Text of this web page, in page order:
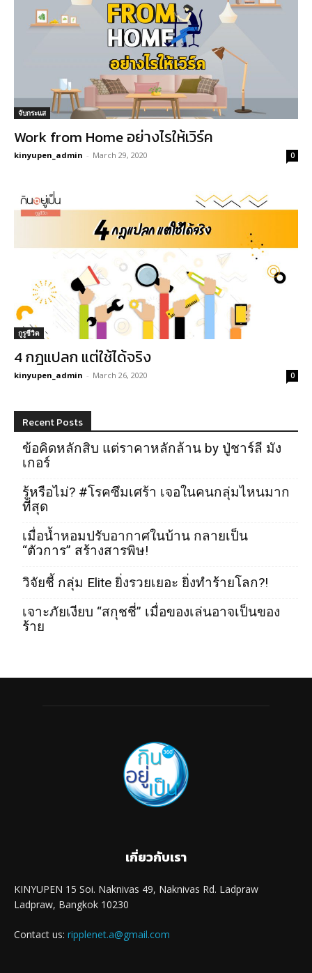
จับกระแส
Work from Home อย่างไรให้เวิร์ค
kinyupen_admin - March 29, 2020 0
กูรูชีวิต
4 กฎแปลก แต่ใช้ได้จริง
kinyupen_admin - March 26, 2020 0
Recent Posts
ข้อคิดหลักสิบ แต่ราคาหลักล้าน by ปู่ชาร์ลี มัง
เกอร์
รู้หรือไม่? #โรคซึมเศร้า เจอในคนกลุ่มไหนมาก
ที่สุด
เมื่อน้ำหอมปรับอากาศในบ้าน กลายเป็น
“ตัวการ” สร้างสารพิษ!
วิจัยชี้ กลุ่ม Elite ยิ่งรวยเยอะ ยิ่งทำร้ายโลก?!
เจาะภัยเงียบ “สกุชชี่” เมื่อของเล่นอาจเป็นของ
ร้าย
เกี่ยวกับเรา
KINYUPEN 15 Soi. Naknivas 49, Naknivas Rd. Ladpraw
Ladpraw, Bangkok 10230
Contact us: ripplenet.a@gmail.com